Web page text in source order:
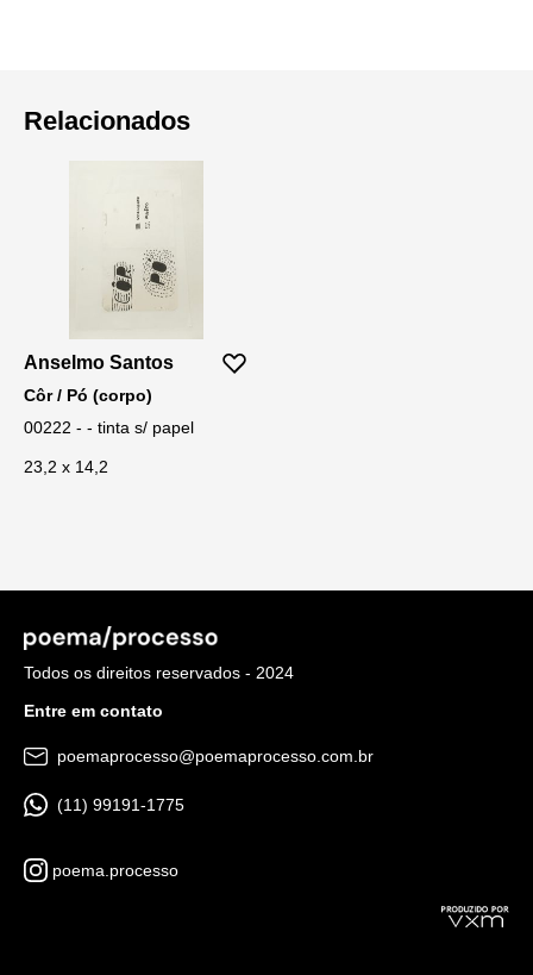
Relacionados
Anselmo Santos
Côr / Pó (corpo)
00222 - - tinta s/ papel
23,2 x 14,2
Todos os direitos reservados - 2024
Entre em contato
poemaprocesso@poemaprocesso.com.br
(11) 99191-1775
poema.processo